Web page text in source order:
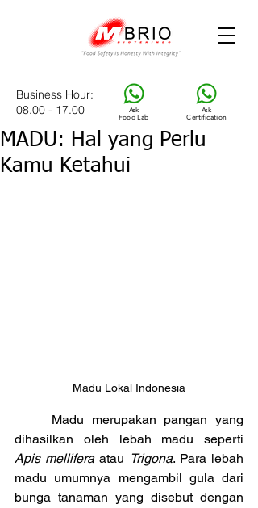
Ask
Food Lab
Ask
Certification
Business Hour:
08.00 - 17.00
MADU: Hal yang Perlu
Kamu Ketahui
Madu Lokal Indonesia
Apis mellifera atau Trigona. Para lebah
madu umumnya mengambil gula dari
bunga tanaman yang disebut dengan